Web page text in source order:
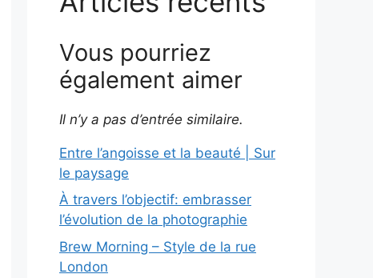
Vous pourriez
également aimer
Il n’y a pas d’entrée similaire.
Entre l’angoisse et la beauté | Sur
le paysage
À travers l’objectif: embrasser
l’évolution de la photographie
Brew Morning – Style de la rue
London